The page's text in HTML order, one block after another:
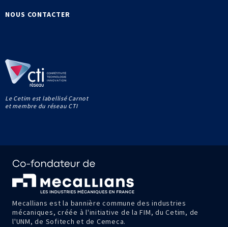
Le Cetim est labellisé Carnot
et membre du réseau CTI
NOUS CONTACTER
Mecallians est la bannière commune des industries
mécaniques, créée à l'initiative de la FIM, du Cetim, de
l'UNM, de Sofitech et de Cemeca.